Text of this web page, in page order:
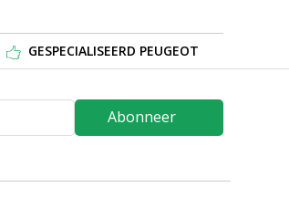
GESPECIALISEERD PEUGEOT
Abonneer